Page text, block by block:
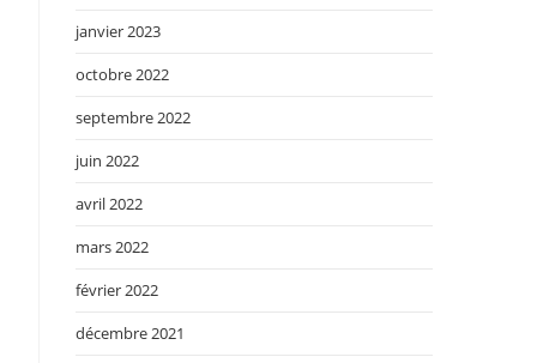
janvier 2023
octobre 2022
septembre 2022
juin 2022
avril 2022
mars 2022
février 2022
décembre 2021